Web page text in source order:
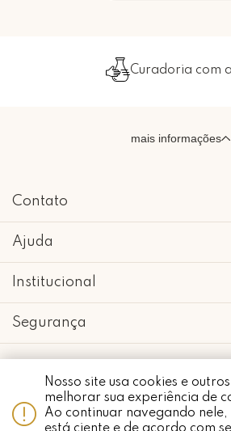
Nosso site usa cookies e
melhorar sua experiência de
Ao continuar navegando nele,
Curadoria com
mais informações
Contato
Ajuda
Institucional
Segurança
copyright 2018 - 2022 • mimo galeria •
direitos reservados.